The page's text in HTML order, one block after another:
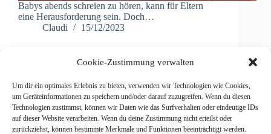
Cookie-Zustimmung verwalten
Um dir ein optimales Erlebnis zu bieten, verwenden wir Technologien wie Cookies,
um Geräteinformationen zu speichern und/oder darauf zuzugreifen. Wenn du diesen
Technologien zustimmst, können wir Daten wie das Surfverhalten oder eindeutige IDs
auf dieser Website verarbeiten. Wenn du deine Zustimmung nicht erteilst oder
zurückziehst, können bestimmte Merkmale und Funktionen beeinträchtigt werden.
Babys abends schreien zu hören, kann für Eltern
eine Herausforderung sein. Doch…
Claudi
15/12/2023
NÄCHSTE